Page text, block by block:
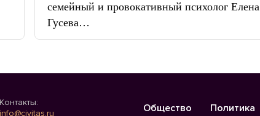
семейный и провокативный психолог Елена
Гусева…
Контакты:
info@civitas.ru
Общество Политика